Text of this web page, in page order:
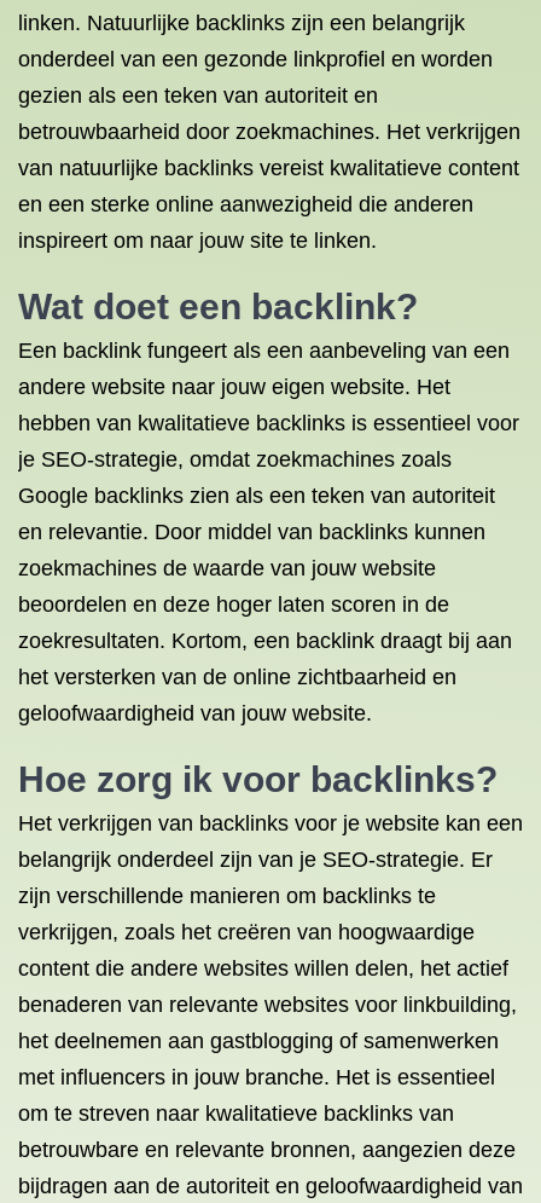
linken. Natuurlijke backlinks zijn een belangrijk
onderdeel van een gezonde linkprofiel en worden
gezien als een teken van autoriteit en
betrouwbaarheid door zoekmachines. Het verkrijgen
van natuurlijke backlinks vereist kwalitatieve content
en een sterke online aanwezigheid die anderen
inspireert om naar jouw site te linken.
Wat doet een backlink?
Een backlink fungeert als een aanbeveling van een
andere website naar jouw eigen website. Het
hebben van kwalitatieve backlinks is essentieel voor
je SEO-strategie, omdat zoekmachines zoals
Google backlinks zien als een teken van autoriteit
en relevantie. Door middel van backlinks kunnen
zoekmachines de waarde van jouw website
beoordelen en deze hoger laten scoren in de
zoekresultaten. Kortom, een backlink draagt bij aan
het versterken van de online zichtbaarheid en
geloofwaardigheid van jouw website.
Hoe zorg ik voor backlinks?
Het verkrijgen van backlinks voor je website kan een
belangrijk onderdeel zijn van je SEO-strategie. Er
zijn verschillende manieren om backlinks te
verkrijgen, zoals het creëren van hoogwaardige
content die andere websites willen delen, het actief
benaderen van relevante websites voor linkbuilding,
het deelnemen aan gastblogging of samenwerken
met influencers in jouw branche. Het is essentieel
om te streven naar kwalitatieve backlinks van
betrouwbare en relevante bronnen, aangezien deze
bijdragen aan de autoriteit en geloofwaardigheid van